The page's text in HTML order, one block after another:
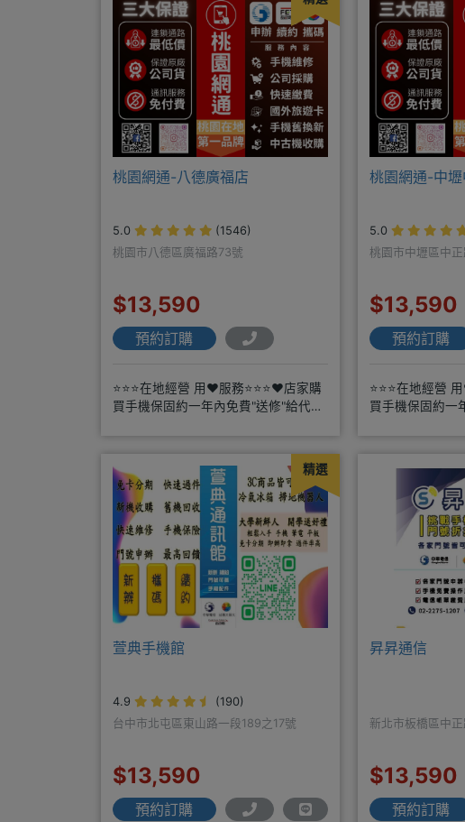
桃園網通-八德廣福店
5.0
(1546)
桃園市八德區廣福路73號
$13,590
預約訂購
⭐⭐⭐在地經營 用❤️服務⭐⭐⭐❤️店家購
買手機保固約一年內免費"送修"給代理
桃園網通-中壢
5.0
桃園市中壢區中
$13,590
預約訂購
⭐⭐⭐在地經營
買手機保固約一
精選
萱典手機館
4.9
(190)
台中市北屯區東山路一段189之17號
$13,590
預約訂購
昇昇通信
新北市板橋區中
$13,590
預約訂購